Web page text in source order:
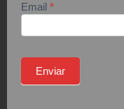
Email *
Enviar